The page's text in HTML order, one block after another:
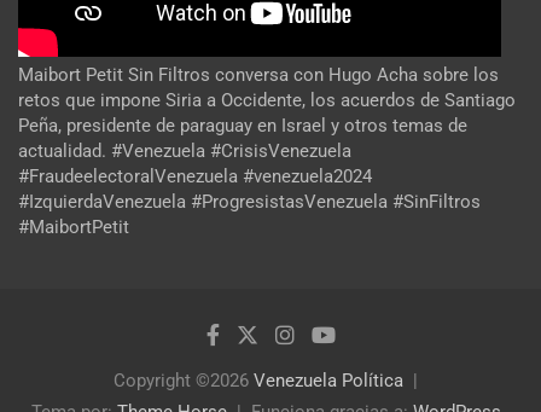
Maibort Petit Sin Filtros conversa con Hugo Acha sobre los
retos que impone Siria a Occidente, los acuerdos de Santiago
Peña, presidente de paraguay en Israel y otros temas de
actualidad. #Venezuela #CrisisVenezuela
#FraudeelectoralVenezuela #venezuela2024
#IzquierdaVenezuela #ProgresistasVenezuela #SinFiltros
#MaibortPetit
Copyright ©2026 Venezuela Política